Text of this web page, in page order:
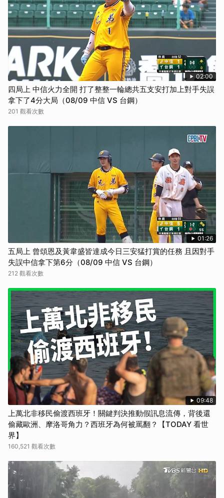
02:00
四局上 中信火力全開 打了整整一輪總共五支安打加上對手失誤
拿下了4分大局（08/09 中信 VS 台鋼）
201 觀看次數
01:26
五局上 曾頌恩及黃韋盛皆達成今日三安猛打賞的任務 且因對手
失誤中信拿下第6分（08/09 中信 VS 台鋼）
212 觀看次數
09:48
上萬北非移民偷渡西班牙！關鍵判決推動假訊息流傳，背後還
偷藏歐洲、摩洛哥角力？西班牙為何被罵翻？【TODAY 看世
界】
160,521 觀看次數